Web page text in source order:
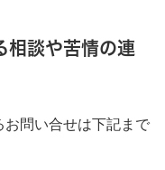
相談や苦情の連
問い合せは下記まで